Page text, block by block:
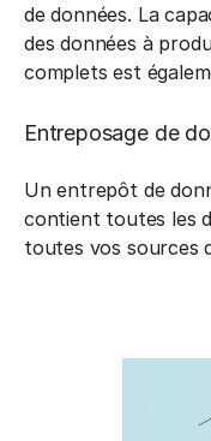
de données. La
des données à
complets est
Entreposage de
Un entrepôt de
contient toutes les
toutes vos sources